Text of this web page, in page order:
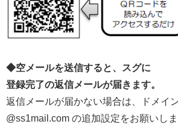
◆空メールを送信すると、スグに
登録完了の返信メールが届きます。
返信メールが届かない場合は、ドメイ
@ss1mail.com の追加設定をお願いしま